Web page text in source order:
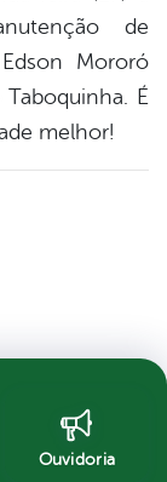
de
Mororó
É
melhor!
Ouvidoria